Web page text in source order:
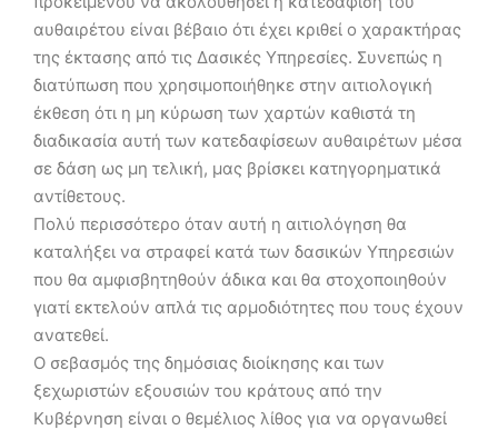
αυθαιρέτου είναι βέβαιο ότι έχει κριθεί ο χαρακτήρας
της έκτασης από τις Δασικές Υπηρεσίες. Συνεπώς η
διατύπωση που χρησιμοποιήθηκε στην αιτιολογική
έκθεση ότι η μη κύρωση των χαρτών καθιστά τη
διαδικασία αυτή των κατεδαφίσεων αυθαιρέτων μέσα
σε δάση ως μη τελική, μας βρίσκει κατηγορηματικά
αντίθετους.
Πολύ περισσότερο όταν αυτή η αιτιολόγηση θα
καταλήξει να στραφεί κατά των δασικών Υπηρεσιών
που θα αμφισβητηθούν άδικα και θα στοχοποιηθούν
γιατί εκτελούν απλά τις αρμοδιότητες που τους έχουν
ανατεθεί.
Ο σεβασμός της δημόσιας διοίκησης και των
ξεχωριστών εξουσιών του κράτους από την
Κυβέρνηση είναι ο θεμέλιος λίθος για να οργανωθεί